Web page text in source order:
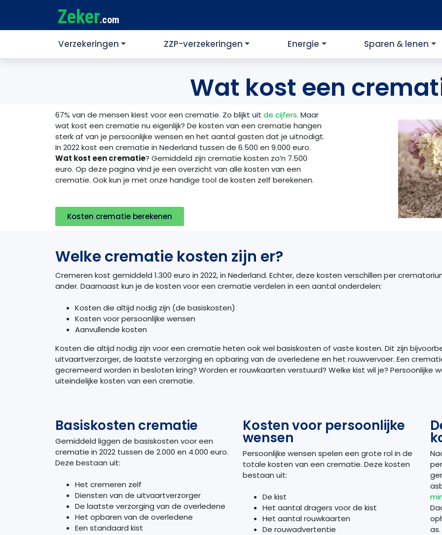
Zeker.com
Verzekeringen ZZP-verzekeringen Energie Sparen & lenen
Wat kost een
67% van de mensen kiest voor een crematie. Zo blijkt uit de cijfers. Maar
wat kost een crematie nu eigenlijk? De kosten van een crematie hangen
sterk af van je persoonlijke wensen en het aantal gasten dat je uitnodigt.
In 2022 kost een crematie in Nederland tussen de 6.500 en 9.000 euro.
Wat kost een crematie? Gemiddeld zijn crematie kosten zo’n 7.500
euro. Op deze pagina vind je een overzicht van alle kosten van een
crematie. Ook kun je met onze handige tool de kosten zelf berekenen.
Kosten crematie berekenen
Welke crematie kosten zijn er?
Cremeren kost gemiddeld 1.300 euro in 2022, in Nederland. Echter, deze kosten verschillen per
ander. Daarnaast kun je de kosten voor een crematie verdelen in een aantal onderdelen:
Kosten die altijd nodig zijn (de basiskosten)
Kosten voor persoonlijke wensen
Aanvullende kosten
Kosten die altijd nodig zijn voor een crematie heten ook wel basiskosten of vaste kosten. Dit zijn
uitvaartverzorger, de laatste verzorging en opbaring van de overledene en het rouwvervoer. Een
gecremeerd worden in besloten kring? Worden er rouwkaarten verstuurd? Welke kist wil je? Persoonlijke
uiteindelijke kosten van een crematie.
Basiskosten crematie
Gemiddeld liggen de basiskosten voor een
crematie in 2022 tussen de 2.000 en 4.000 euro.
Deze bestaan uit:
Het cremeren zelf
Diensten van de uitvaartverzorger
De laatste verzorging van de overledene
Het opbaren van de overledene
Een standaard kist
Kosten voor persoonlijke
wensen
Persoonlijke wensen spelen een grote rol in de
totale kosten van een crematie. Deze kosten
bestaan uit:
De kist
Het aantal dragers voor de kist
Het aantal rouwkaarten
De rouwadvertentie